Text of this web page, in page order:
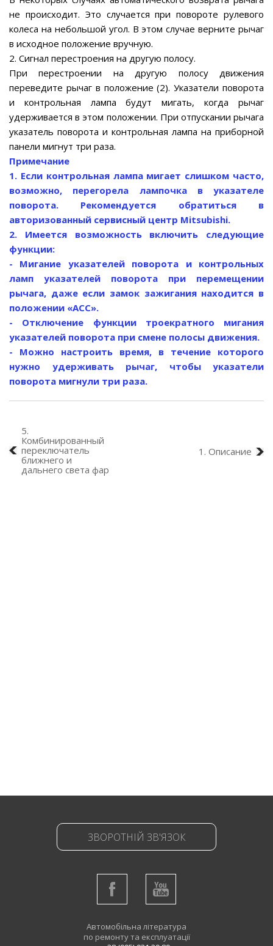
не происходит. Это случается при повороте рулевого
колеса на небольшой угол. В этом случае верните рычаг
в исходное положение вручную.
2. Сигнал перестроения на другую полосу.
При перестроении на другую полосу движения
переведите рычаг в положение (2). Указатели поворота
и контрольная лампа будут мигать, когда рычаг
удерживается в этом положении. При отпускании рычага
указатель поворота и контрольная лампа на приборной
панели мигнут три раза.
Примечание
1. Если контрольная лампа мигает слишком часто,
возможно, перегорела лампочка в указателе
поворота. Рекомендуется обратиться в
авторизованный сервисный центр Mitsubishi.
2. Имеется возможность включить следующие
функции:
- Мигание указателей поворота и контрольных
ламп указателей поворота при перемещении
рычага, даже если замок зажигания находится в
положении «АСС».
- Отключение функции троекратного мигания
указателей поворота при смене полосы движения.
- Можно настроить время, в течение которого
нужно удерживать рычаг, чтобы указатели
поворота мигнули три раза.
5.
Комбинированный
переключатель
ближнего и
дальнего света фар
1. Описание
ЗВОРОТНІЙ ЗВ'ЯЗОК
Автомобільна література
по ремонту та експлуатації